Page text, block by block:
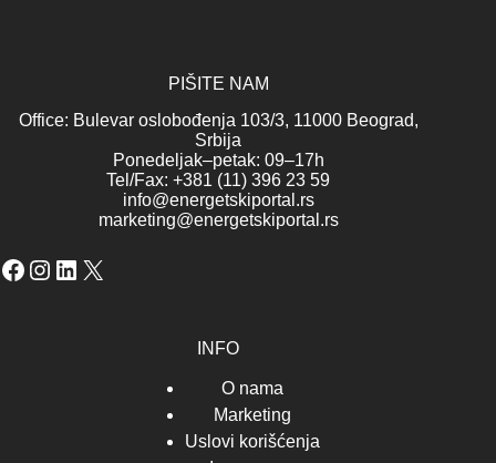
PIŠITE NAM
Office: Bulevar oslobođenja 103/3, 11000 Beograd,
Srbija
Ponedeljak–petak: 09–17h
Tel/Fax: +381 (11) 396 23 59
info@energetskiportal.rs
marketing@energetskiportal.rs
Facebook
Instagram
LinkedIn
X
INFO
O nama
Marketing
Uslovi korišćenja